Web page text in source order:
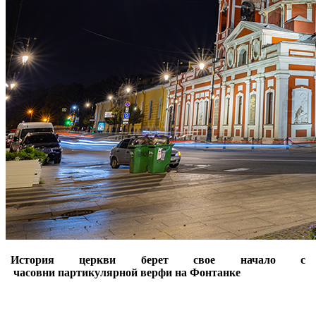
История церкви берет свое начало с
часовни партикулярной верфи на Фонтанке